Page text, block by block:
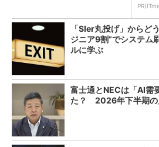
「SIer丸投げ」から
ジニア9割”でシステム
ルに学ぶ
富士通とNECは「AI需
た？ 2026年下半期の